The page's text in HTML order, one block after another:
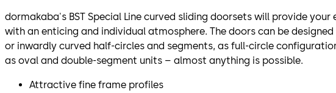
dormakaba's BST Special Line curved sliding doorsets will provide your
with an enticing and individual atmosphere. The doors can be
or inwardly curved half-circles and segments, as full-circle
as oval and double-segment units – almost anything is possible.
Attractive fine frame profiles